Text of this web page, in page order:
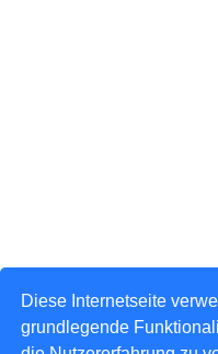
Diese Internetseite
grundlegende